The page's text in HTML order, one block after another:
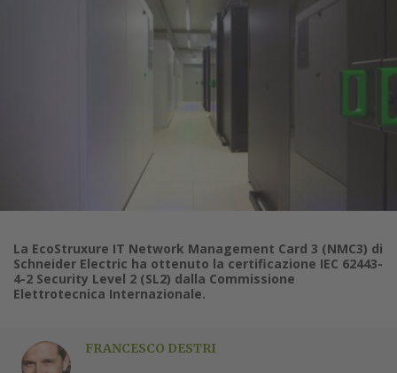
La EcoStruxure IT Network Management Card 3 (NMC3) di
Schneider Electric ha ottenuto la certificazione IEC 62443-
4-2 Security Level 2 (SL2) dalla Commissione
Elettrotecnica Internazionale.
FRANCESCO DESTRI